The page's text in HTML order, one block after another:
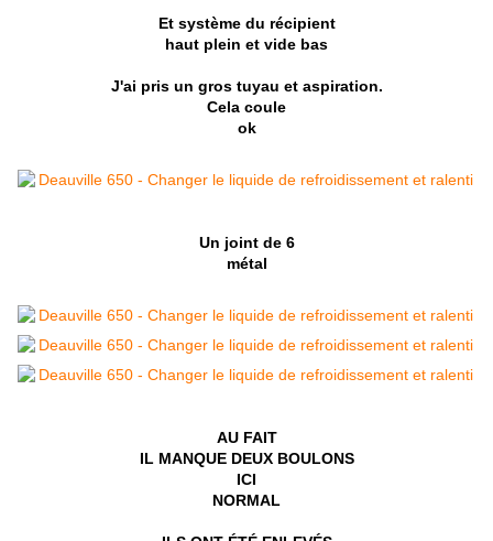
Et système du récipient
haut plein et vide bas
J'ai pris un gros tuyau et aspiration.
Cela coule
ok
Un joint de 6
métal
AU FAIT
IL MANQUE DEUX BOULONS
ICI
NORMAL